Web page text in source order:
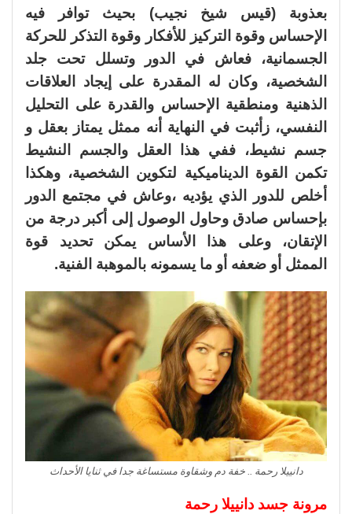
بعذوبة (قيس شيخ نجيب) بحيث توافر فيه
الإحساس وقوة التركيز للأفكار وقوة التذكر للحركة
الجسمانية، فعاش في الدور وتسلل تحت جلد
الشخصية، وكان له المقدرة على إيجاد العلاقات
الذهنية ومنطقية الإحساس والقدرة على التحليل
النفسي، زأثبت في النهاية أنه ممثل يمتاز بعقل و
جسم نشيط، ففي هذا العقل والجسم النشيط
تكمن القوة الديناميكية لتكوين الشخصية، وهكذا
أخلص للدور الذي يؤديه ،وعاش في مجتمع الدور
بإحساس صادق وحاول الوصول إلى أكبر درجة من
الإتقان، وعلى هذا الأساس يمكن تحديد قوة
الممثل أو ضعفه أو ما يسمونه بالموهبة الفنية.
دانييلا رحمة .. خفة دم وشقاوة مستساغة جدا في ثنايا الأحداث
مرونة جسد دانييلا رحمة